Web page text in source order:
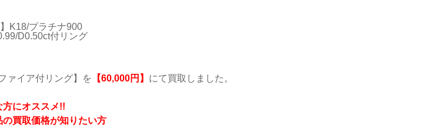
】K18/プラチナ900
D0.50ct付リング
イア付リング】を
【60,000円】 にて買取しました。
方にオススメ!!
の買取価格が知りたい方